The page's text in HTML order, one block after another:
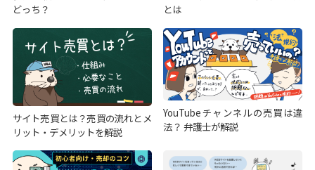
どっち？
とは
サイト売買とは？売買の流れとメ
リット・デメリットを解説
YouTubeチャンネルの売買は違
法？ 弁護士が解説